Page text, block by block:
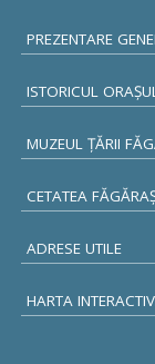
PREZENTARE
ISTORICUL
MUZEUL ŢĂRII
CETATEA
ADRESE UTILE
HARTA